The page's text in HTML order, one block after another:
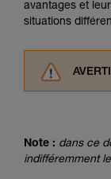
avantages et
situations
Note : dans ce
indifféremment